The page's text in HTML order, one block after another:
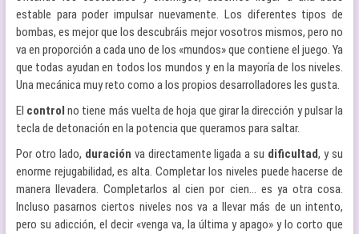
estable para poder impulsar nuevamente. Los diferentes tipos de
bombas, es mejor que los descubráis mejor vosotros mismos, pero no
va en proporción a cada uno de los «mundos» que contiene el juego. Ya
que todas ayudan en todos los mundos y en la mayoría de los niveles.
Una mecánica muy reto como a los propios desarrolladores les gusta.
El control no tiene más vuelta de hoja que girar la dirección y pulsar la
tecla de detonación en la potencia que queramos para saltar.
Por otro lado, duración va directamente ligada a su dificultad, y su
enorme rejugabilidad, es alta. Completar los niveles puede hacerse de
manera llevadera. Completarlos al cien por cien… es ya otra cosa.
Incluso pasarnos ciertos niveles nos va a llevar más de un intento,
pero su adicción, el decir «venga va, la última y apago» y lo corto que